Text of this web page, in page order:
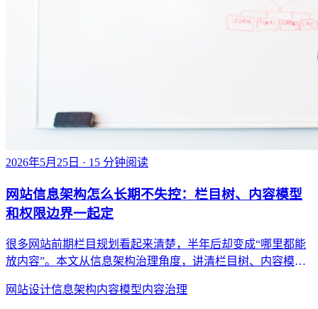
2026年5月25日 · 15 分钟阅读
网站信息架构怎么长期不失控：栏目树、内容模型
和权限边界一起定
很多网站前期栏目规划看起来清楚，半年后却变成“哪里都能
放内容”。本文从信息架构治理角度，讲清栏目树、内容模型
网站设计信息架构内容模型内容治理